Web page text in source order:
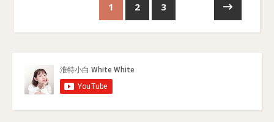
1 2 3